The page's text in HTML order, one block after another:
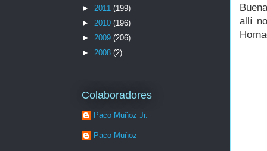
allí
► 2011 (199)
► 2010 (196)
► 2009 (206)
► 2008 (2)
Colaboradores
Paco Muñoz Jr.
Paco Muñoz